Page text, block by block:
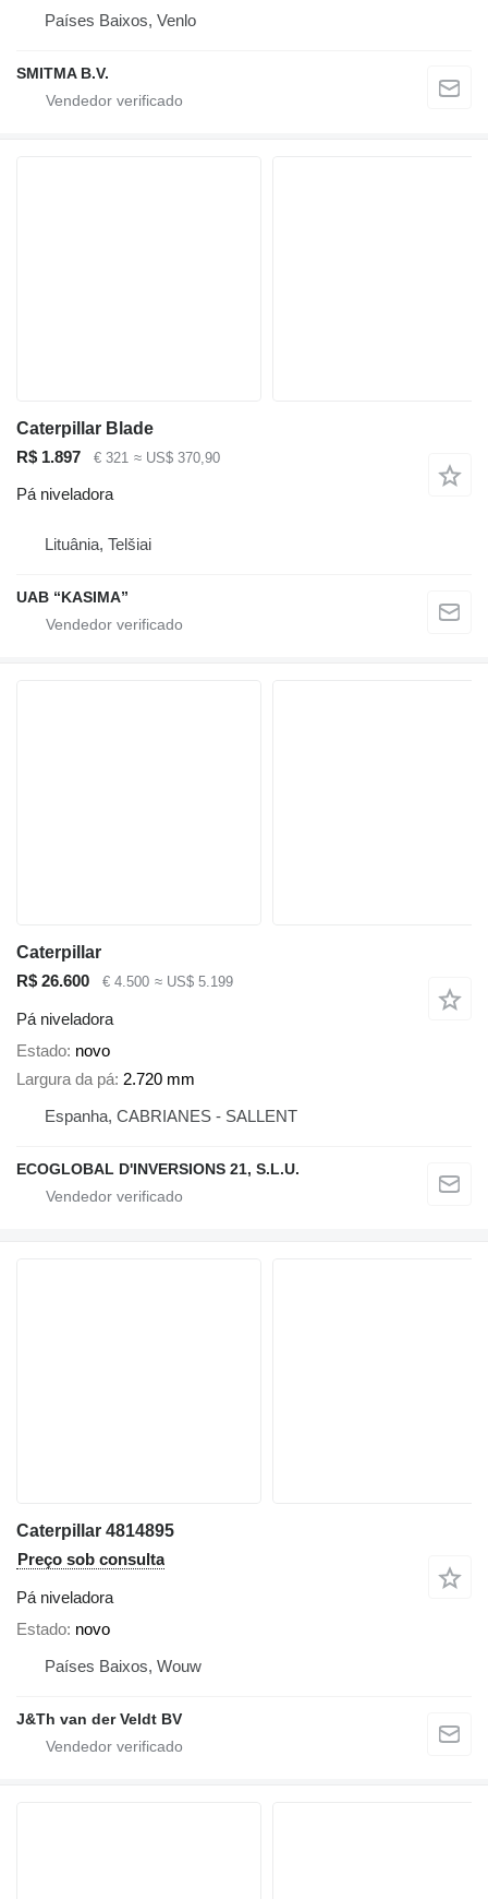
Países Baixos, Venlo
SMITMA B.V.
Caterpillar Blade
R$ 1.897
€ 321 ≈ US$ 370,90
Pá niveladora
Lituânia, Telšiai
UAB “KASIMA”
Caterpillar
R$ 26.600
€ 4.500 ≈ US$ 5.199
Pá niveladora
Estado novo
Largura da pá 2.720 mm
Espanha, CABRIANES - SALLENT
ECOGLOBAL D'INVERSIONS 21, S.L.U.
Caterpillar 4814895
Preço sob consulta
Pá niveladora
Estado novo
Países Baixos, Wouw
J&Th van der Veldt BV